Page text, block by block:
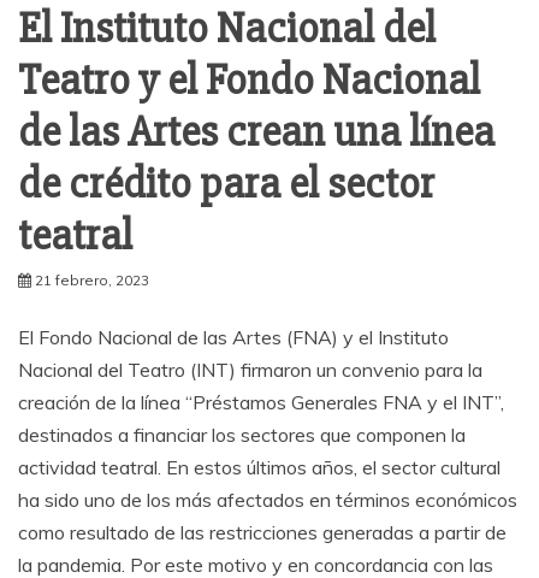
El Instituto Nacional del
Teatro y el Fondo Nacional
de las Artes crean una línea
de crédito para el sector
teatral
21 febrero, 2023
El Fondo Nacional de las Artes (FNA) y el Instituto
Nacional del Teatro (INT) firmaron un convenio para la
creación de la línea “Préstamos Generales FNA y el INT”,
destinados a financiar los sectores que componen la
actividad teatral. En estos últimos años, el sector cultural
ha sido uno de los más afectados en términos económicos
como resultado de las restricciones generadas a partir de
la pandemia. Por este motivo y en concordancia con las